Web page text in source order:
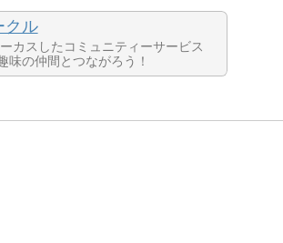
クル
カスしたコミュニティーサービス
味の仲間とつながろう！